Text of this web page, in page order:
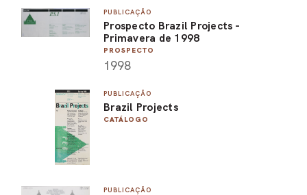
PUBLICAÇÃO
Prospecto Brazil Projects -
Primavera de 1998
PROSPECTO
1998
PUBLICAÇÃO
Brazil Projects
CATÁLOGO
PUBLICAÇÃO